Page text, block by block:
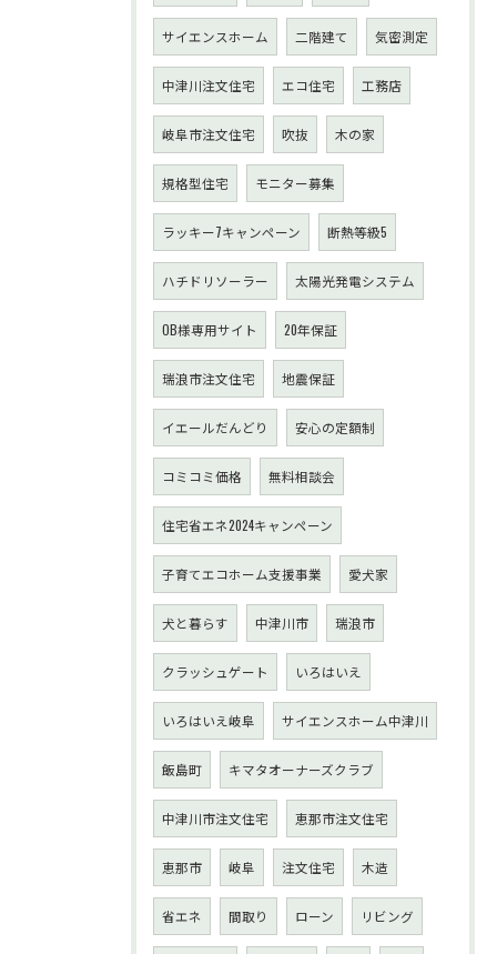
サイエンスホーム 二階建て 気密測定
中津川注文住宅 エコ住宅 工務店
岐阜市注文住宅 吹抜 木の家
規格型住宅 モニター募集
ラッキー7キャンペーン 断熱等級5
ハチドリソーラー 太陽光発電システム
OB様専用サイト 20年保証
瑞浪市注文住宅 地震保証
イエールだんどり 安心の定額制
コミコミ価格 無料相談会
住宅省エネ2024キャンペーン
子育てエコホーム支援事業 愛犬家
犬と暮らす 中津川市 瑞浪市
クラッシュゲート いろはいえ
いろはいえ岐阜 サイエンスホーム中津川
飯島町 キマタオーナーズクラブ
中津川市注文住宅 恵那市注文住宅
恵那市 岐阜 注文住宅 木造
省エネ 間取り ローン リビング